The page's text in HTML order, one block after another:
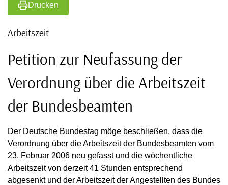
Drucken
Arbeitszeit
Petition zur Neufassung der
Verordnung über die Arbeitszeit
der Bundesbeamten⁩
Der Deutsche Bundestag möge beschließen, dass die
Verordnung über die Arbeitszeit der Bundesbeamten vom
23. Februar 2006 neu gefasst und die wöchentliche
Arbeitszeit von derzeit 41 Stunden entsprechend
abgesenkt und der Arbeitszeit der Angestellten des Bundes